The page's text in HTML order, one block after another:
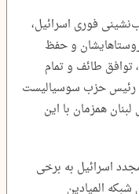
فوری اسرائیل،
و حفظ
طائف و تمام
رئیس حزب سوسیالیست
همزمان با این
اسرائیل به برخی
المیادین